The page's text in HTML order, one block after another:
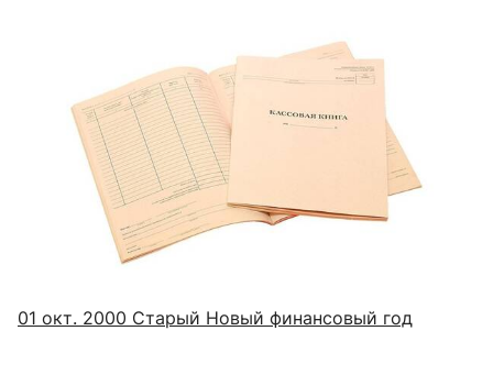
01 окт. 2000 Старый Новый финансовый год